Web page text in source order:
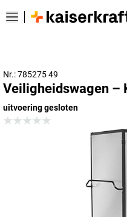
Nr.: 785275 49
Veiligheidswagen –
uitvoering gesloten